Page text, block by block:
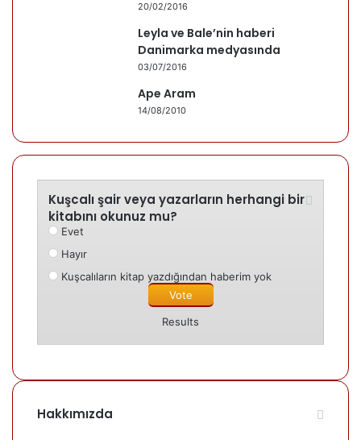
20/02/2016
Leyla ve Bale’nin haberi
Danimarka medyasında
03/07/2016
Ape Aram
14/08/2010
Kuşcalı şair veya yazarların herhangi bir
kitabını okunuz mu?
Evet
Hayır
Kuşcalıların kitap yazdığından haberim yok
Results
Hakkımızda